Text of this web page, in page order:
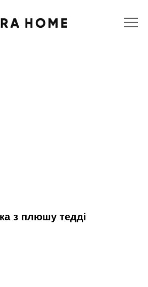
з плюшу тедді